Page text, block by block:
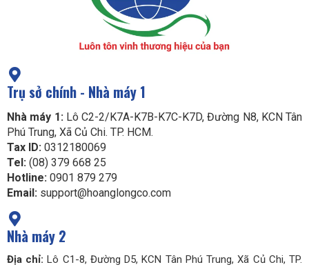
Trụ sở chính - Nhà máy 1
Nhà máy 1:Lô C2-2/K7A-K7B-K7C-K7D, Đường N8, KCN Tân
Phú Trung, Xã Củ Chi. TP. HCM.
Tax ID: 0312180069
Tel: (08) 379 668 25
Hotline: 0901 879 279
Email: support@hoanglongco.com
Nhà máy 2
Địa chỉ: Lô C1-8, Đường D5, KCN Tân Phú Trung, Xã Củ Chi, TP.